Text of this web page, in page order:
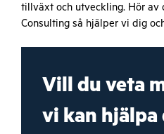
tillväxt och utveckling. Hör av
Consulting så hjälper vi dig
Vill du veta
vi kan hjälpa